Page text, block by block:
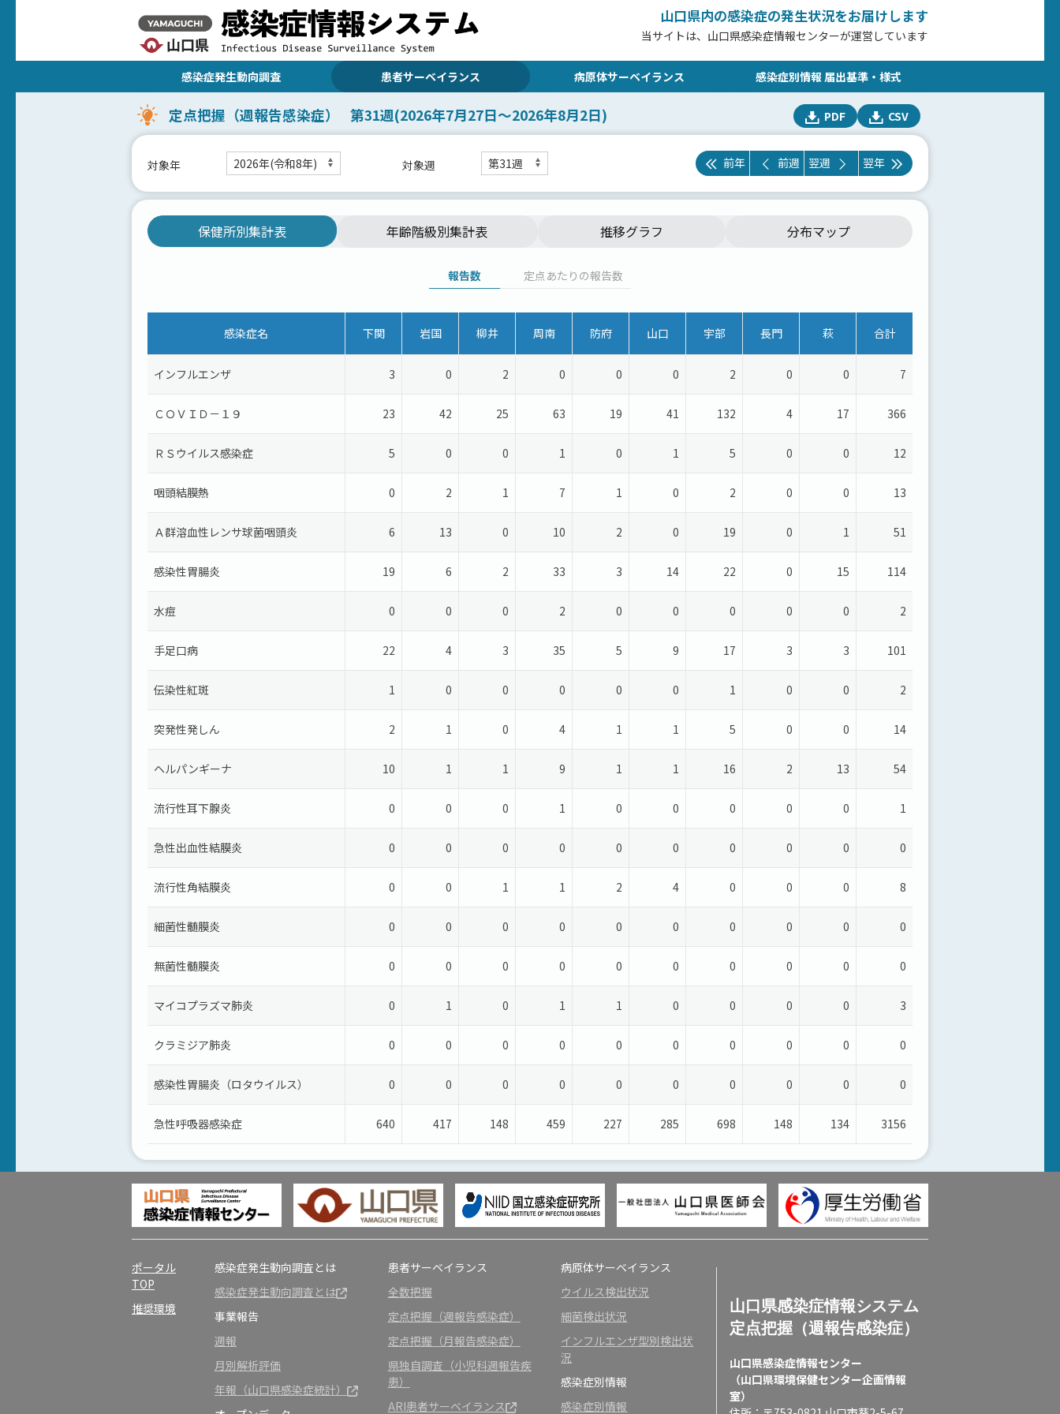
山口県内の感染症の発生状況をお届けします
当サイトは、山口県感染症情報センターが運営しています
感染症発生動向調査 患者サーベイランス 病原体サーベイランス 感染症別情報 届出基準・様式
定点把握（週報告感染症） 第31週(2026年7月27日～2026年8月2日) PDF CSV
対象年 対象週 前年 前週 翌週 翌年
保健所別集計表 年齢階級別集計表 推移グラフ 分布マップ
報告数 定点あたりの報告数
感染症名 下関 岩国 柳井 周南 防府 山口 宇部 長門 萩 合計
インフルエンザ 3 0 2 0 0 0 2 0 0 7
ＣＯＶＩＤ－１９ 23 42 25 63 19 41 132 4 17 366
ＲＳウイルス感染症 5 0 0 1 0 1 5 0 0 12
咽頭結膜熱 0 2 1 7 1 0 2 0 0 13
Ａ群溶血性レンサ球菌咽頭炎 6 13 0 10 2 0 19 0 1 51
感染性胃腸炎 19 6 2 33 3 14 22 0 15 114
水痘 0 0 0 2 0 0 0 0 0 2
手足口病 22 4 3 35 5 9 17 3 3 101
伝染性紅斑 1 0 0 0 0 0 1 0 0 2
突発性発しん 2 1 0 4 1 1 5 0 0 14
ヘルパンギーナ 10 1 1 9 1 1 16 2 13 54
流行性耳下腺炎 0 0 0 1 0 0 0 0 0 1
急性出血性結膜炎 0 0 0 0 0 0 0 0 0 0
流行性角結膜炎 0 0 1 1 2 4 0 0 0 8
細菌性髄膜炎 0 0 0 0 0 0 0 0 0 0
無菌性髄膜炎 0 0 0 0 0 0 0 0 0 0
マイコプラズマ肺炎 0 1 0 1 1 0 0 0 0 3
クラミジア肺炎 0 0 0 0 0 0 0 0 0 0
感染性胃腸炎（ロタウイルス） 0 0 0 0 0 0 0 0 0 0
急性呼吸器感染症 640 417 148 459 227 285 698 148 134 3156
ポータル
TOP
推奨環境
感染症発生動向調査とは
感染症発生動向調査とは
事業報告
週報
月別解析評価
年報（山口県感染症統計）
患者サーベイランス
全数把握
定点把握（週報告感染症）
定点把握（月報告感染症）
県独自調査（小児科週報告疾
患）
ARI患者サーベイランス
病原体サーベイランス
ウイルス検出状況
細菌検出状況
インフルエンザ型別検出状
況
感染症別情報
感染症別情報
山口県感染症情報システム
定点把握（週報告感染症）
山口県感染症情報センター
（山口県環境保健センター企画情報
室）